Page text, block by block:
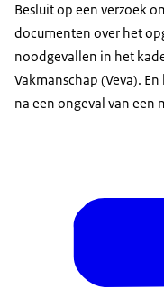
Besluit op een verzoek
documenten over het
noodgevallen in het
Vakmanschap (Veva).
na een ongeval van een